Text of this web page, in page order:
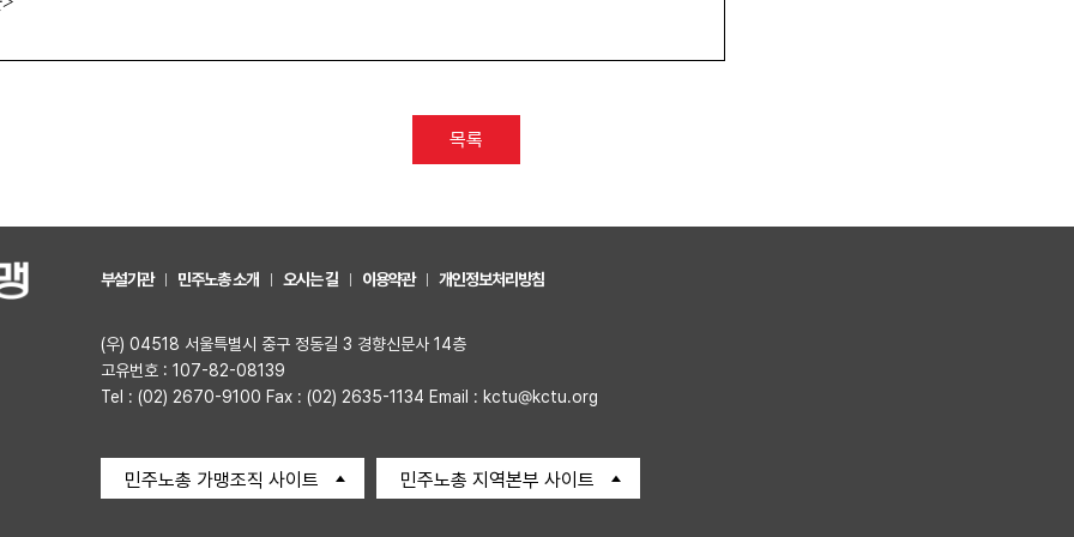
목록
부설기관 민주노총 소개 오시는 길 이용약관 개인정보처리방침
(우) 04518 서울특별시 중구 정동길 3 경향신문사 14층
고유번호 : 107-82-08139
Tel : (02) 2670-9100 Fax : (02) 2635-1134 Email : kctu@kctu.org
민주노총 가맹조직 사이트 민주노총 지역본부 사이트